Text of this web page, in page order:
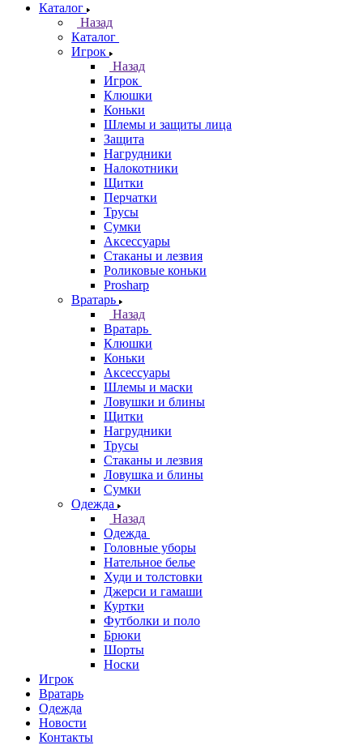
Каталог
Назад
Каталог
Игрок
Назад
Игрок
Клюшки
Коньки
Шлемы и защиты лица
Защита
Нагрудники
Налокотники
Щитки
Перчатки
Трусы
Сумки
Аксессуары
Стаканы и лезвия
Роликовые коньки
Prosharp
Вратарь
Назад
Вратарь
Клюшки
Коньки
Аксессуары
Шлемы и маски
Ловушки и блины
Щитки
Нагрудники
Трусы
Стаканы и лезвия
Ловушка и блины
Сумки
Одежда
Назад
Одежда
Головные уборы
Нательное белье
Худи и толстовки
Джерси и гамаши
Куртки
Футболки и поло
Брюки
Шорты
Носки
Игрок
Вратарь
Одежда
Новости
Контакты